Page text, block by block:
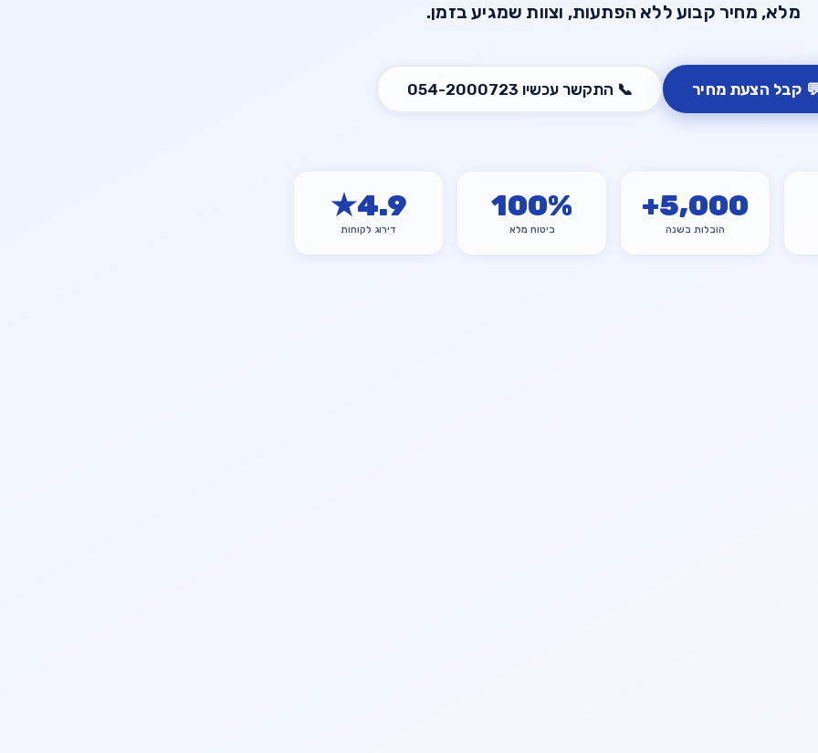
מלא, מחיר קבוע ללא הפתעות, וצוות שמגיע בזמן.
קבל הצעת מחיר 📞 התקשר עכשיו 054-2000723
5,000
+
הובלות בשנה
100%
ביטוח מלא
4.9
★
דירוג לקוחות